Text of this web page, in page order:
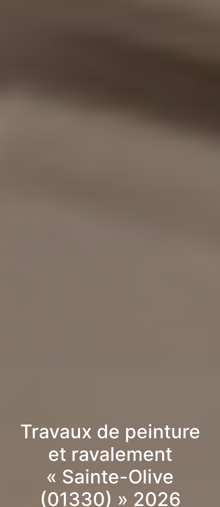
Travaux de peinture
et ravalement
« Sainte-Olive
(01330) » 2026